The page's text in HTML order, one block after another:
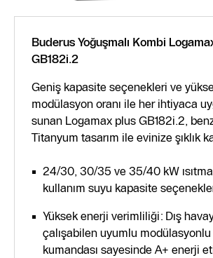
Buderus Yoğuşmalı Kombi
GB182i.2
Geniş kapasite seçenekleri ve
modülasyon oranı ile her ihtiyaca
sunan Logamax plus GB182i.2,
Titanyum tasarım ile evinize şıklık
24/30, 30/35 ve 35/40 kW
kullanım suyu kapasite
Yüksek enerji verimliliği: Dış
çalışabilen uyumlu modülasyonlu
kumandası sayesinde A+ enerji